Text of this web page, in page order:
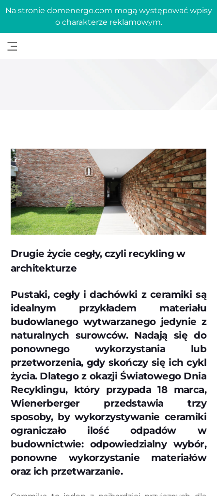
Na stronie domenergo.com mogą występować wpisy
o charakterze reklamowym.
Drugie życie cegły, czyli recykling w
architekturze
Pustaki, cegły i dachówki z ceramiki są
idealnym przykładem materiału
budowlanego wytwarzanego jedynie z
naturalnych surowców. Nadają się do
ponownego wykorzystania lub
przetworzenia, gdy skończy się ich cykl
życia. Dlatego z okazji Światowego Dnia
Recyklingu, który przypada 18 marca,
Wienerberger przedstawia trzy
sposoby, by wykorzystywanie ceramiki
ograniczało ilość odpadów w
budownictwie: odpowiedzialny wybór,
ponowne wykorzystanie materiałów
oraz ich przetwarzanie.